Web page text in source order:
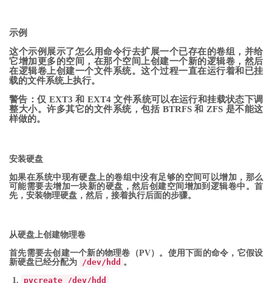
示例
这个示例展示了怎么用命令行去扩展一个已存在的卷组，并给
它增加更多的空间，在那个空间上创建一个新的逻辑卷，然后
在逻辑卷上创建一个文件系统。这个过程一直在运行着和已挂
载的文件系统上执行。
警告：仅 EXT3 和 EXT4 文件系统可以在运行和挂载状态下调
整大小。许多其它的文件系统，包括 BTRFS 和 ZFS 是不能这
样做的。
安装硬盘
如果在系统中现有硬盘上的卷组中没有足够的空间可以增加，那么
可能需要去增加一块新的硬盘，然后创建空间增加到逻辑卷中。首
先，安装物理硬盘，然后，接着执行后面的步骤。
从硬盘上创建物理卷
首先需要去创建一个新的物理卷（PV）。使用下面的命令，它假设
新硬盘已经分配为 /dev/hdd 。
pvcreate /dev/ hdd